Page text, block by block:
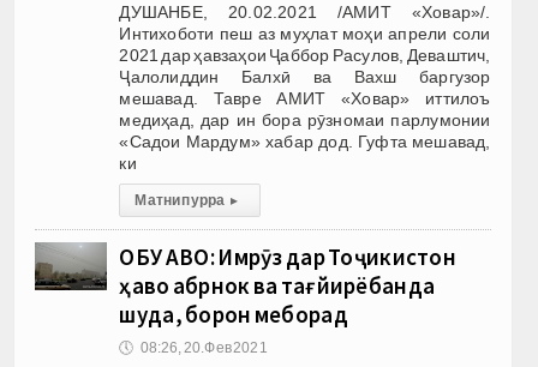
ДУШАНБЕ, 20.02.2021 /АМИТ «Ховар»/.
Интихоботи пеш аз муҳлат моҳи апрели соли
2021 дар ҳавзаҳои Ҷаббор Расулов, Деваштич,
Ҷалолиддин Балхӣ ва Вахш баргузор
мешавад. Тавре АМИТ «Ховар» иттилоъ
медиҳад, дар ин бора рӯзномаи парлумонии
«Садои Мардум» хабар дод. Гуфта мешавад,
ки
Матни пурра ▸
ОБУ ҲАВО: Имрӯз дар Тоҷикистон
ҳаво абрнок ва тағйирёбанда
шуда, борон меборад
🕔 08:26, 20.Фев 2021